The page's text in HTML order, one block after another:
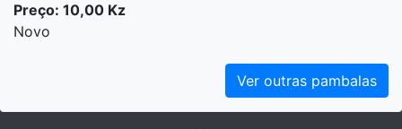
Preço: 10,00 Kz
Novo
Ver outras pambalas